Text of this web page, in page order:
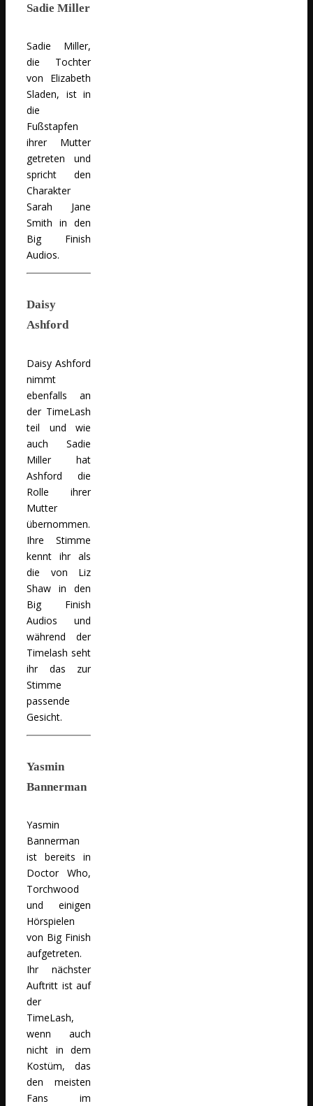
Sadie Miller
Sadie Miller,
die Tochter
von Elizabeth
Sladen, ist in
die
Fußstapfen
ihrer Mutter
getreten und
spricht den
Charakter
Sarah Jane
Smith in den
Big Finish
Audios.
Daisy
Ashford
Daisy Ashford
nimmt
ebenfalls an
der TimeLash
teil und wie
auch Sadie
Miller hat
Ashford die
Rolle ihrer
Mutter
übernommen.
Ihre Stimme
kennt ihr als
die von Liz
Shaw in den
Big Finish
Audios und
während der
Timelash seht
ihr das zur
Stimme
passende
Gesicht.
Yasmin
Bannerman
Yasmin
Bannerman
ist bereits in
Doctor Who,
Torchwood
und einigen
Hörspielen
von Big Finish
aufgetreten.
Ihr nächster
Auftritt ist auf
der
TimeLash,
wenn auch
nicht in dem
Kostüm, das
den meisten
Fans im